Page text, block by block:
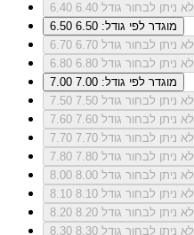
6.40
לא ניתן לבחור גודל 6.40
6.50
מוגדר לפי גודל: 6.50
6.70
לא ניתן לבחור גודל 6.70
6.80
לא ניתן לבחור גודל 6.80
7.00
מוגדר לפי גודל: 7.00
7.50
לא ניתן לבחור גודל 7.50
7.60
לא ניתן לבחור גודל 7.60
7.70
לא ניתן לבחור גודל 7.70
7.80
לא ניתן לבחור גודל 7.80
8.00
לא ניתן לבחור גודל 8.00
8.10
לא ניתן לבחור גודל 8.10
8.20
לא ניתן לבחור גודל 8.20
8.30
לא ניתן לבחור גודל 8.30